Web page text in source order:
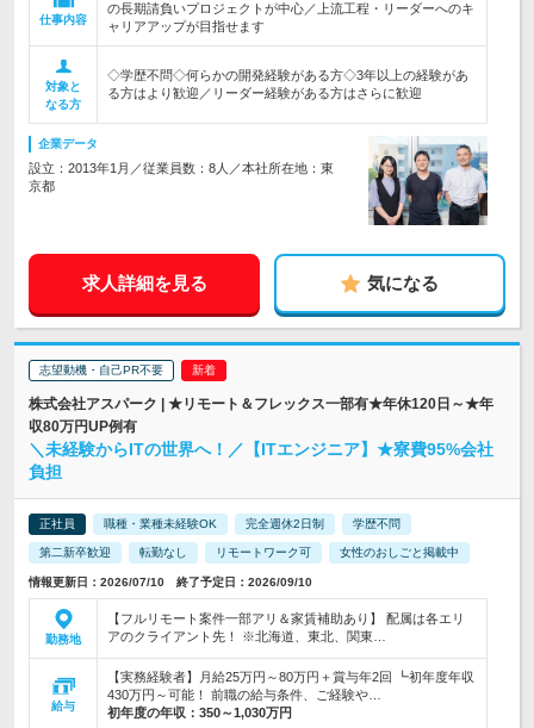
仕事内容
の長期請負いプロジェクトが中心／上流工程・リーダーへのキ
ャリアアップが目指せます
対象と
なる方
◇学歴不問◇何らかの開発経験がある方◇3年以上の経験があ
る方はより歓迎／リーダー経験がある方はさらに歓迎
企業データ
設立：2013年1月／従業員数：8人／本社所在地：東
京都
求人詳細を見る 気になる
志望動機・自己PR不要
株式会社アスパーク | ★リモート＆フレックス一部有★年休120日～★年
収80万円UP例有
＼未経験からITの世界へ！／【ITエンジニア】★寮費95%会社
負担
正社員 職種・業種未経験OK 完全週休2日制 学歴不問
第二新卒歓迎 転勤なし リモートワーク可 女性のおしごと掲載中
情報更新日：2026/07/10 終了予定日：2026/09/10
勤務地
【フルリモート案件一部アリ＆家賃補助あり】 配属は各エリ
アのクライアント先！ ※北海道、東北、関東…
給与
【実務経験者】月給25万円～80万円＋賞与年2回 ┗初年度年収
430万円～可能！ 前職の給与条件、ご経験や…
初年度の年収： 350～1,030万円